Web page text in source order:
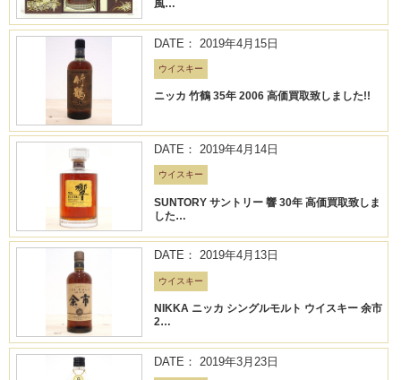
風…
DATE： 2019年4月15日
ウイスキー
ニッカ 竹鶴 35年 2006 高価買取致しました!!
DATE： 2019年4月14日
ウイスキー
SUNTORY サントリー 響 30年 高価買取致しま
した…
DATE： 2019年4月13日
ウイスキー
NIKKA ニッカ シングルモルト ウイスキー 余市
2…
DATE： 2019年3月23日